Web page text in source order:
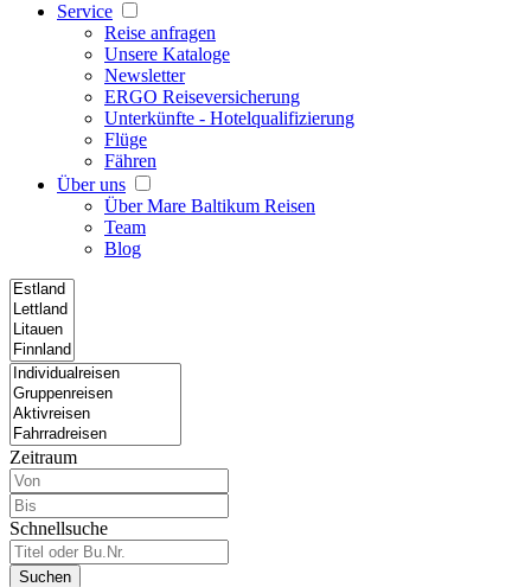
Service
Reise anfragen
Unsere Kataloge
Newsletter
ERGO Reiseversicherung
Unterkünfte - Hotelqualifizierung
Flüge
Fähren
Über uns
Über Mare Baltikum Reisen
Team
Blog
Zeitraum
Schnellsuche
Suchen